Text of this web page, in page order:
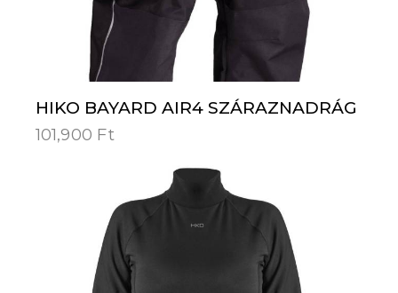
HIKO BAYARD AIR4 SZÁRAZNADRÁG
101,900 Ft